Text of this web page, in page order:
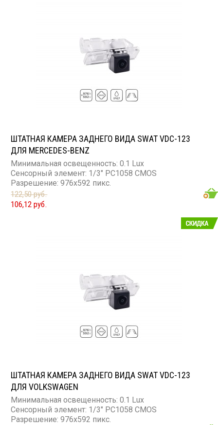
ШТАТНАЯ КАМЕРА ЗАДНЕГО ВИДА SWAT VDC-123
ДЛЯ MERCEDES-BENZ
Минимальная освещенность: 0.1 Lux
Сенсорный элемент: 1/3" PC1058 CMOS
Разрешение: 976x592 пикс.
122,50 руб.
106,12 руб.
ШТАТНАЯ КАМЕРА ЗАДНЕГО ВИДА SWAT VDC-123
ДЛЯ VOLKSWAGEN
Минимальная освещенность: 0.1 Lux
Сенсорный элемент: 1/3" PC1058 CMOS
Разрешение: 976x592 пикс.